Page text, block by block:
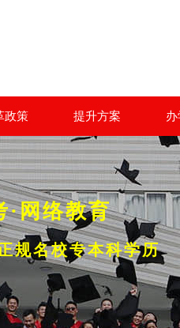
政策 提升方案
·网络教育
规名校专本科学历